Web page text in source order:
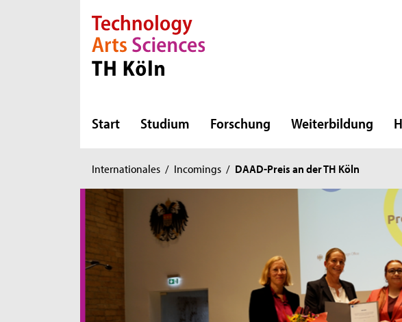
Direkt zur Hauptnavigation
Direkt zur Subnavigation
Direkt zum Inhalt
Direkt zum Fußbereich
Start Studium Forschung Weiterbildung
Sie
sind
hier:
Internationales / Incomings / DAAD-Preis an der TH Köln